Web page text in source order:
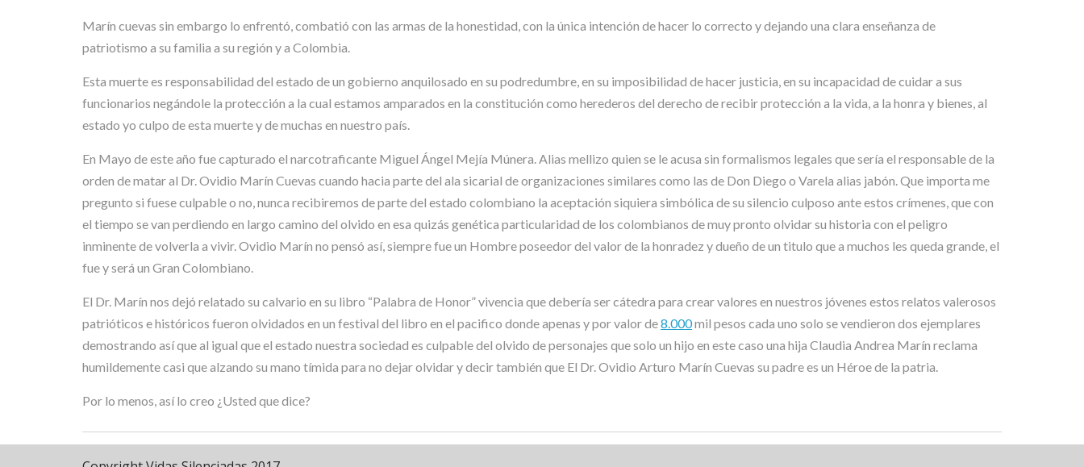
Marín cuevas sin embargo lo enfrentó, combatió con las armas de la honestidad, con la única intención de hacer lo correcto y dejando una clara enseñanza de
patriotismo a su familia a su región y a Colombia.
Esta muerte es responsabilidad del estado de un gobierno anquilosado en su podredumbre, en su imposibilidad de hacer justicia, en su incapacidad de cuidar a sus
funcionarios negándole la protección a la cual estamos amparados en la constitución como herederos del derecho de recibir protección a la vida, a la honra y bienes, al
estado yo culpo de esta muerte y de muchas en nuestro país.
En Mayo de este año fue capturado el narcotraficante Miguel Ángel Mejía Múnera. Alias mellizo quien se le acusa sin formalismos legales que sería el responsable de la
orden de matar al Dr. Ovidio Marín Cuevas cuando hacia parte del ala sicarial de organizaciones similares como las de Don Diego o Varela alias jabón. Que importa me
pregunto si fuese culpable o no, nunca recibiremos de parte del estado colombiano la aceptación siquiera simbólica de su silencio culposo ante estos crímenes, que con
el tiempo se van perdiendo en largo camino del olvido en esa quizás genética particularidad de los colombianos de muy pronto olvidar su historia con el peligro
inminente de volverla a vivir. Ovidio Marín no pensó así, siempre fue un Hombre poseedor del valor de la honradez y dueño de un titulo que a muchos les queda grande, el
fue y será un Gran Colombiano.
El Dr. Marín nos dejó relatado su calvario en su libro “Palabra de Honor” vivencia que debería ser cátedra para crear valores en nuestros jóvenes estos relatos valerosos
patrióticos e históricos fueron olvidados en un festival del libro en el pacifico donde apenas y por valor de8.000mil pesos cada uno solo se vendieron dos ejemplares
demostrando así que al igual que el estado nuestra sociedad es culpable del olvido de personajes que solo un hijo en este caso una hija Claudia Andrea Marín reclama
humildemente casi que alzando su mano tímida para no dejar olvidar y decir también que El Dr. Ovidio Arturo Marín Cuevas su padre es un Héroe de la patria.
Por lo menos, así lo creo ¿Usted que dice?